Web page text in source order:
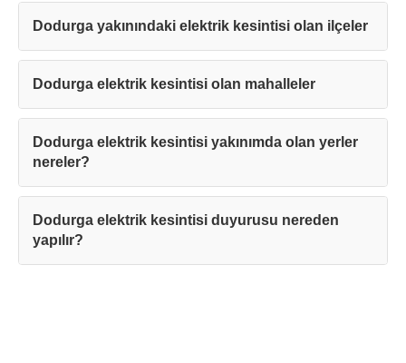
Dodurga yakınındaki elektrik kesintisi olan ilçeler
Dodurga elektrik kesintisi olan mahalleler
Dodurga elektrik kesintisi yakınımda olan yerler
nereler?
Dodurga elektrik kesintisi duyurusu nereden
yapılır?
Kapat